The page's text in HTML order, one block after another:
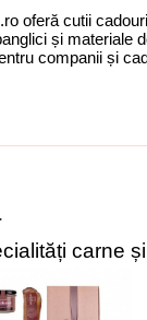
oferă cutii
și materiale
companii și
carne